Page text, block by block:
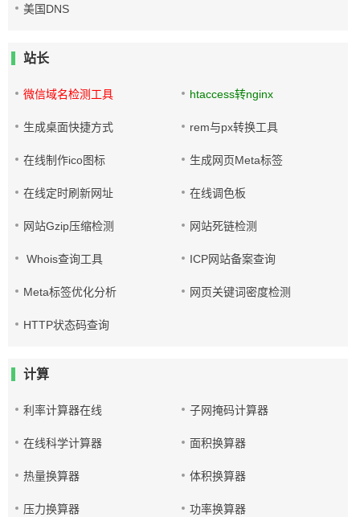
美国DNS
站长
微信域名检测工具 htaccess转nginx
生成桌面快捷方式 rem与px转换工具
在线制作ico图标 生成网页Meta标签
在线定时刷新网址 在线调色板
网站Gzip压缩检测 网站死链检测
Whois查询工具 ICP网站备案查询
Meta标签优化分析 网页关键词密度检测
HTTP状态码查询
计算
利率计算器在线 子网掩码计算器
在线科学计算器 面积换算器
热量换算器 体积换算器
压力换算器 功率换算器